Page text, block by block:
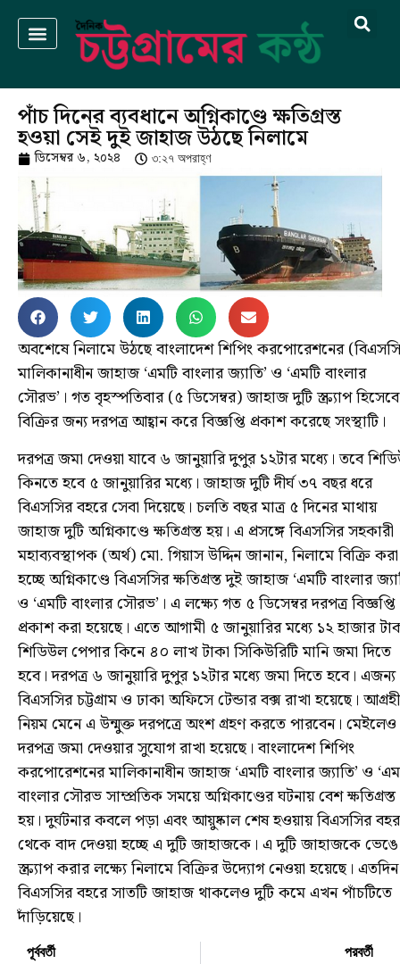
পাঁচ দিনের ব্যবধানে অগ্নিকাণ্ডে ক্ষতিগ্রস্ত
হওয়া সেই দুই জাহাজ উঠছে নিলামে
ডিসেম্বর ৬, ২০২৪ ৩:২৭ অপরাহ্ণ
অবশেষে নিলামে উঠছে বাংলাদেশ শিপিং করপোরেশনের
মালিকানাধীন জাহাজ ‘এমটি বাংলার জ্যাতি’ ও ‘এমটি বাংলার
সৌরভ’। গত বৃহস্পতিবার (৫ ডিসেম্বর) জাহাজ দুটি স্ক্র্যাপ হিসেবে
বিক্রির জন্য দরপত্র আহ্বান করে বিজ্ঞপ্তি প্রকাশ করেছে সংস্থাটি।
দরপত্র জমা দেওয়া যাবে ৬ জানুয়ারি দুপুর ১২টার মধ্যে। তবে
কিনতে হবে ৫ জানুয়ারির মধ্যে। জাহাজ দুটি দীর্ঘ ৩৭ বছর ধরে
বিএসসির বহরে সেবা দিয়েছে। চলতি বছর মাত্র ৫ দিনের মাথায়
জাহাজ দুটি অগ্নিকাণ্ডে ক্ষতিগ্রস্ত হয়। এ প্রসঙ্গে বিএসসির সহকারী
মহাব্যবস্থাপক (অর্থ) মো. গিয়াস উদ্দিন জানান, নিলামে বিক্রি করা
হচ্ছে অগ্নিকাণ্ডে বিএসসির ক্ষতিগ্রস্ত দুই জাহাজ ‘এমটি বাংলার
ও ‘এমটি বাংলার সৌরভ’। এ লক্ষ্যে গত ৫ ডিসেম্বর দরপত্র বিজ্ঞপ্তি
প্রকাশ করা হয়েছে। এতে আগামী ৫ জানুয়ারির মধ্যে ১২ হাজার
শিডিউল পেপার কিনে ৪০ লাখ টাকা সিকিউরিটি মানি জমা দিতে
হবে। দরপত্র ৬ জানুয়ারি দুপুর ১২টার মধ্যে জমা দিতে হবে। এজন্য
বিএসসির চট্টগ্রাম ও ঢাকা অফিসে টেন্ডার বক্স রাখা হয়েছে।
নিয়ম মেনে এ উন্মুক্ত দরপত্রে অংশ গ্রহণ করতে পারবেন। মেইলেও
দরপত্র জমা দেওয়ার সুযোগ রাখা হয়েছে। বাংলাদেশ শিপিং
করপোরেশনের মালিকানাধীন জাহাজ ‘এমটি বাংলার জ্যাতি’ ও
বাংলার সৌরভ সাম্প্রতিক সময়ে অগ্নিকাণ্ডের ঘটনায় বেশ ক্ষতিগ্রস্ত
হয়। দুর্ঘটনার কবলে পড়া এবং আয়ুষ্কাল শেষ হওয়ায় বিএসসির বহর
থেকে বাদ দেওয়া হচ্ছে এ দুটি জাহাজকে। এ দুটি জাহাজকে ভেঙে
স্ক্র্যাপ করার লক্ষ্যে নিলামে বিক্রির উদ্যোগ নেওয়া হয়েছে। এতদিন
বিএসসির বহরে সাতটি জাহাজ থাকলেও দুটি কমে এখন পাঁচটিতে
দাঁড়িয়েছে।
পূর্ববর্তী পরবর্তী